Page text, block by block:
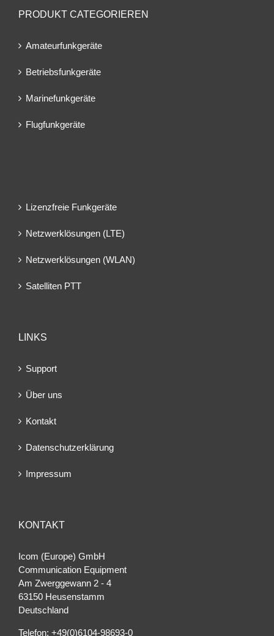
PRODUKT CATEGORIEREN
Amateurfunkgeräte
Betriebsfunkgeräte
Marinefunkgeräte
Flugfunkgeräte
Lizenzfreie Funkgeräte
Netzwerklösungen (LTE)
Netzwerklösungen (WLAN)
Satelliten PTT
LINKS
Support
Über uns
Kontakt
Datenschutzerklärung
Impressum
KONTAKT
Icom (Europe) GmbH
Communication Equipment
Am Zwerggewann 2 ‐ 4
63150 Heusenstamm
Deutschland
Telefon: +49(0)6104-98693-0